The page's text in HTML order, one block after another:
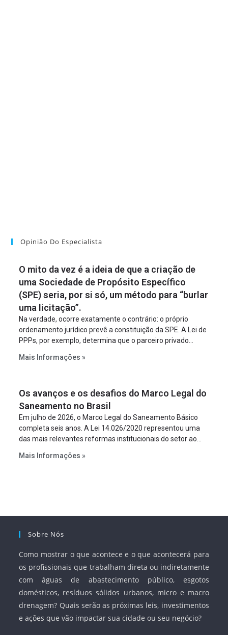
Opinião Do Especialista
O mito da vez é a ideia de que a criação de
uma Sociedade de Propósito Específico
(SPE) seria, por si só, um método para “burlar
uma licitação”.
Na verdade, ocorre exatamente o contrário: o próprio
ordenamento jurídico prevê a constituição da SPE. A Lei de
PPPs, por exemplo, determina que o parceiro privado
empreendimento. Ou seja, a suposta “fraude à licitação” é
projeto a projeto.
Mais Informações »
Os avanços e os desafios do Marco Legal do
Saneamento no Brasil
Em julho de 2026, o Marco Legal do Saneamento Básico
completa seis anos. A Lei 14.026/2020 representou uma
das mais relevantes reformas institucionais do setor ao
serviços, ampliar a participação da iniciativa privada,
Mais Informações »
Sobre Nós
Como mostrar o que acontece e o que acontecerá para
os profissionais que trabalham direta ou indiretamente
com águas de abastecimento público, esgotos
domésticos, resíduos sólidos urbanos, micro e macro
drenagem? Quais serão as próximas leis, investimentos
e ações que vão impactar sua cidade ou seu negócio?